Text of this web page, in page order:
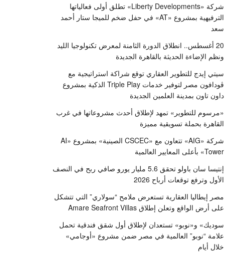
شركة «Liberty Developments» تطلق أولى فعالياتها
الترفيهية بمشروع «AT» في حفل ضخم للميجا ستار أحمد
سعد
20 أغسطس.. انطلاق الدورة الثامنة لمعرض تكنولوجيا الليد
ونظم الإضاءة الحديثة بالقاهرة الجديدة
سيتي إيدج للتطوير العقاري توقع شراكة استراتيجية مع
ڤودافون مصر لتوفير خدمات Triple Play الذكية بمشروع
داون تاون بمدينة العلمين الجديدة
«مرسوم للتطوير» تمهد لإطلاق أحدث مشروعاتها في غرب
القاهرة بحملة تسويقية مميزة
شركة «AIG» تتعاون مع «CSCEC الصينية» بمشروع «AI
Tower» بأعلى المعايير العالمية
إنتيسا سان باولو تحقق 5.6 مليار يورو صافي ربح في النصف
الأول وترفع توقعات أرباح 2026
مصر إيطاليا العقارية تستعرض ملامح “سولاري” التي تتشكل
على أرض الواقع وتعلن إطلاق Amare Seafront Villas
سوديك» و«نوبو» تستعدان لإطلاق أول شقق فندقية تحمل
علامة “نوبو” العالمية في مصر ضمن مشروع «أوجامي»
خلال أيام